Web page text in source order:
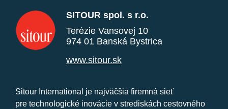
SITOUR spol. s r.o.
Terézie Vansovej 10
974 01 Banská Bystrica
www.sitour.sk
Sitour International je najväčšia firemná sieť
pre technologické inovácie v strediskách cestovného